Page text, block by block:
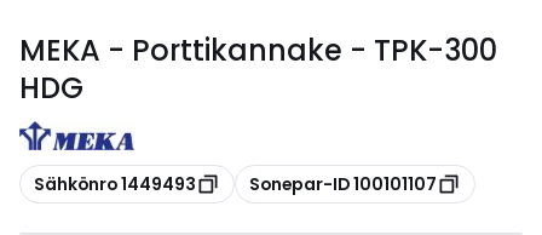
MEKA - Porttikannake - TPK-300
HDG
Kopioi
Sähkönro 1449493 Kopioi
Sonepar-ID 100101107